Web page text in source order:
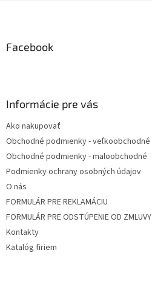
Facebook
Informácie pre vás
Ako nakupovať
Obchodné podmienky - veľkoobchodné
Obchodné podmienky - maloobchodné
Podmienky ochrany osobných údajov
O nás
FORMULÁR PRE REKLAMÁCIU
FORMULÁR PRE ODSTÚPENIE OD ZMLUVY
Kontakty
Katalóg firiem